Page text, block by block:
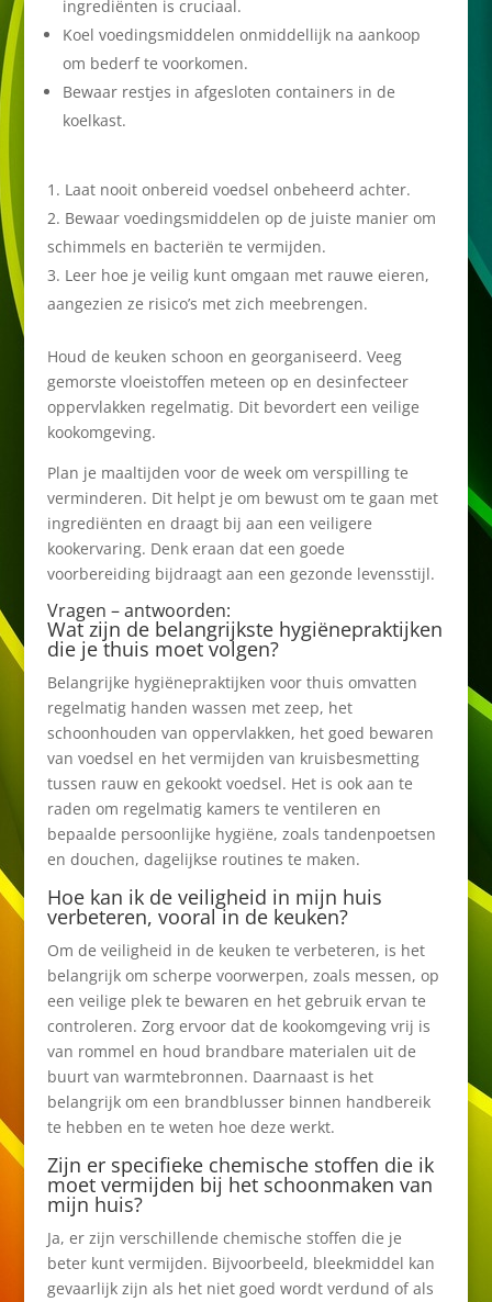
ingrediënten is cruciaal.
Koel voedingsmiddelen onmiddellijk na aankoop
om bederf te voorkomen.
Bewaar restjes in afgesloten containers in de
koelkast.
Laat nooit onbereid voedsel onbeheerd achter.
Bewaar voedingsmiddelen op de juiste manier om
schimmels en bacteriën te vermijden.
Leer hoe je veilig kunt omgaan met rauwe eieren,
aangezien ze risico’s met zich meebrengen.
Houd de keuken schoon en georganiseerd. Veeg
gemorste vloeistoffen meteen op en desinfecteer
oppervlakken regelmatig. Dit bevordert een veilige
kookomgeving.
Plan je maaltijden voor de week om verspilling te
verminderen. Dit helpt je om bewust om te gaan met
ingrediënten en draagt bij aan een veiligere
kookervaring. Denk eraan dat een goede
voorbereiding bijdraagt aan een gezonde levensstijl.
Vragen – antwoorden:
Wat zijn de belangrijkste hygiënepraktijken
die je thuis moet volgen?
Belangrijke hygiënepraktijken voor thuis omvatten
regelmatig handen wassen met zeep, het
schoonhouden van oppervlakken, het goed bewaren
van voedsel en het vermijden van kruisbesmetting
tussen rauw en gekookt voedsel. Het is ook aan te
raden om regelmatig kamers te ventileren en
bepaalde persoonlijke hygiëne, zoals tandenpoetsen
en douchen, dagelijkse routines te maken.
Hoe kan ik de veiligheid in mijn huis
verbeteren, vooral in de keuken?
Om de veiligheid in de keuken te verbeteren, is het
belangrijk om scherpe voorwerpen, zoals messen, op
een veilige plek te bewaren en het gebruik ervan te
controleren. Zorg ervoor dat de kookomgeving vrij is
van rommel en houd brandbare materialen uit de
buurt van warmtebronnen. Daarnaast is het
belangrijk om een brandblusser binnen handbereik
te hebben en te weten hoe deze werkt.
Zijn er specifieke chemische stoffen die ik
moet vermijden bij het schoonmaken van
mijn huis?
Ja, er zijn verschillende chemische stoffen die je
beter kunt vermijden. Bijvoorbeeld, bleekmiddel kan
gevaarlijk zijn als het niet goed wordt verdund of als